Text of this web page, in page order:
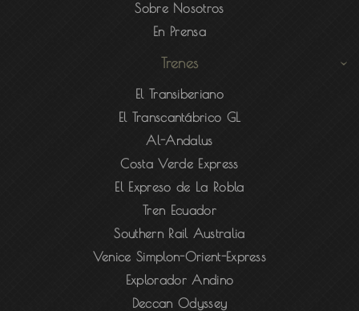
Sobre Nosotros
En Prensa
Trenes
El Transiberiano
El Transcantábrico GL
Al-Andalus
Costa Verde Express
El Expreso de La Robla
Tren Ecuador
Southern Rail Australia
Venice Simplon-Orient-Express
Explorador Andino
Deccan Odyssey